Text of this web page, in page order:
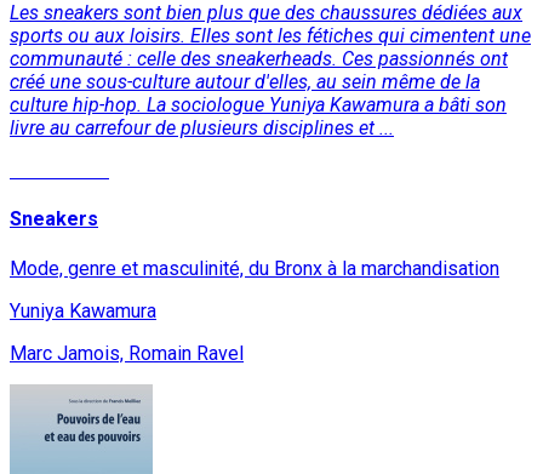
Les sneakers sont bien plus que des chaussures dédiées aux
sports ou aux loisirs. Elles sont les fétiches qui cimentent une
communauté : celle des sneakerheads. Ces passionnés ont
créé une sous-culture autour d'elles, au sein même de la
culture hip-hop. La sociologue Yuniya Kawamura a bâti son
livre au carrefour de plusieurs disciplines et ...
Sneakers
Mode, genre et masculinité, du Bronx à la marchandisation
Yuniya Kawamura
Marc Jamois, Romain Ravel